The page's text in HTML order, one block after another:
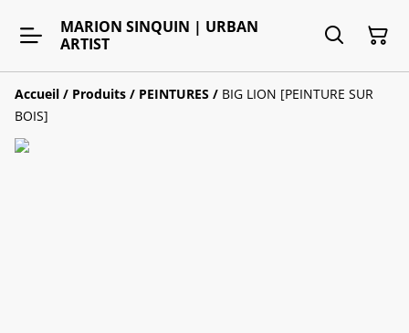
MARION SINQUIN | URBAN
ARTIST
Accueil / Produits / PEINTURES / BIG LION [PEINTURE SUR
BOIS]